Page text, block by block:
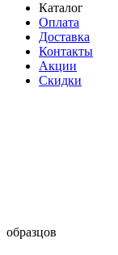
Каталог
Оплата
Доставка
Контакты
Акции
Скидки
образцов